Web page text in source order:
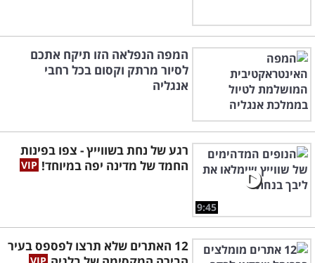
המפה הנפלאה הזו תיקח אתכם
לסיור מרתק וקסום בכל רחבי
אנגליה
9:45
רגע של נחת בשווייץ - צפו בפינות
החמד של מדינה יפה במיוחד!
12 האתרים שלא תרצו לפספס בעיר